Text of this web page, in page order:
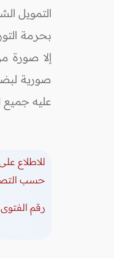
التمويل
بحرمة
إلا صورة
صورية
عليه
للاطلاع
حسب
رقم الفتوى